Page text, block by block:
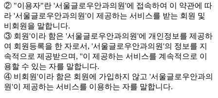
② "이용자"란 '서울글로우안과의원'에 접속하여 이 약관에 따
라 '서울글로우안과의원'이 제공하는 서비스를 받는 회원 및
비회원을 말합니다.
③ 회원'이라 함은 '서울글로우안과의원'에 개인정보를 제공하
여 회원등록을 한 자로서, '서울글로우안과의원'의 정보를 지
속적으로 제공받으며, ''이 제공하는 서비스를 계속적으로 이
용할 수 있는 자를 말합니다.
④ 비회원'이라 함은 회원에 가입하지 않고 '서울글로우안과의
원'이 제공하는 서비스를 이용하는 자를 말합니다.